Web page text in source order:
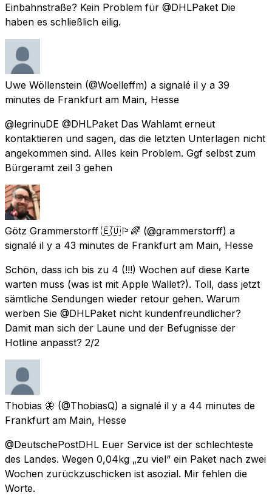
Einbahnstraße? Kein Problem für @DHLPaket Die
haben es schließlich eilig.
Uwe Wöllenstein (@Woelleffm) a signalé il y a 39
minutes de Frankfurt am Main, Hesse
@legrinuDE @DHLPaket Das Wahlamt erneut
kontaktieren und sagen, das die letzten Unterlagen nicht
angekommen sind. Alles kein Problem. Ggf selbst zum
Bürgeramt zeil 3 gehen
Götz Grammerstorff 🇪🇺🏳️‍🌈 (@grammerstorff) a
signalé il y a 43 minutes de Frankfurt am Main, Hesse
Schön, dass ich bis zu 4 (!!!) Wochen auf diese Karte
warten muss (was ist mit Apple Wallet?). Toll, dass jetzt
sämtliche Sendungen wieder retour gehen. Warum
werben Sie @DHLPaket nicht kundenfreundlicher?
Damit man sich der Laune und der Befugnisse der
Hotline anpasst? 2/2
Thobias 🦋 (@ThobiasQ) a signalé il y a 44 minutes de
Frankfurt am Main, Hesse
@DeutschePostDHL Euer Service ist der schlechteste
des Landes. Wegen 0,04kg „zu viel“ ein Paket nach zwei
Wochen zurückzuschicken ist asozial. Mir fehlen die
Worte.